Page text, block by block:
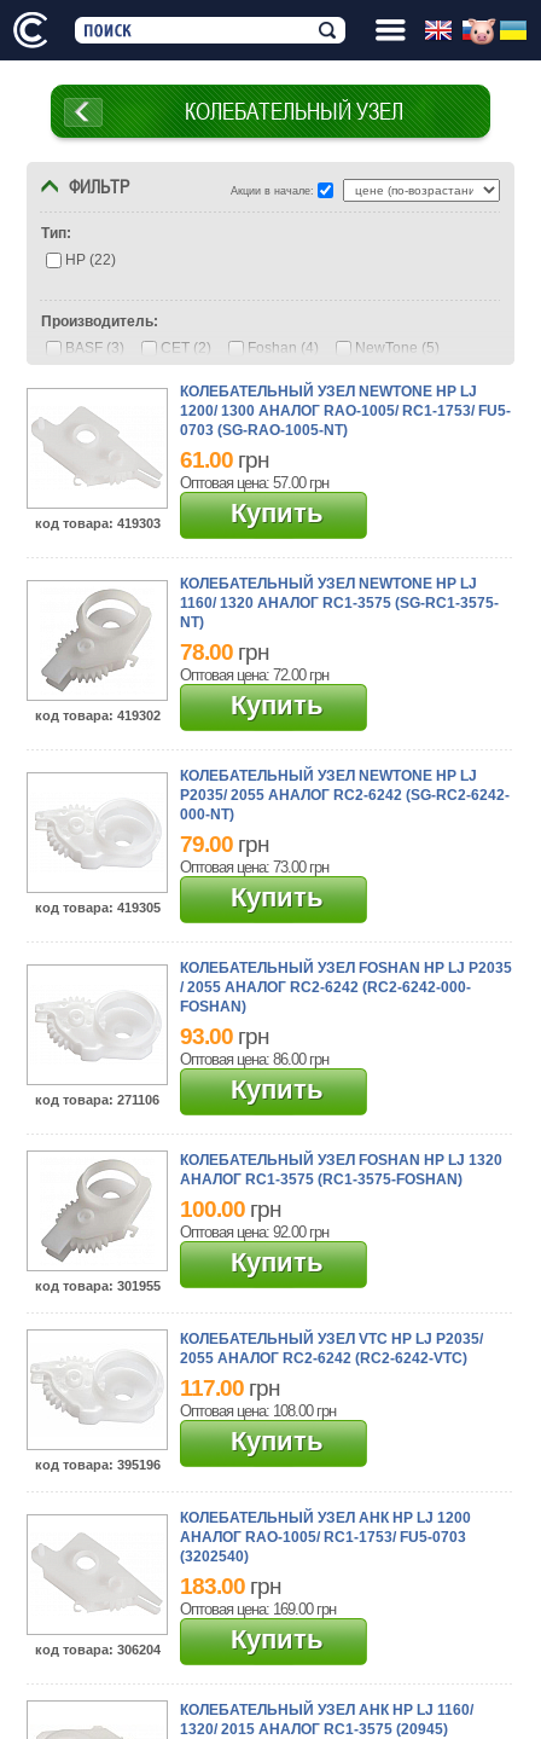
КОЛЕБАТЕЛЬНЫЙ УЗЕЛ
ФИЛЬТР Акции в начале:
Тип:
HP (22)
Производитель:
BASF (3)
CET (2) Foshan (4)
NewTone (5)
VTC (2)
АНК (7)
код товара: 419303
КОЛЕБАТЕЛЬНЫЙ УЗЕЛ NEWTONE HP LJ
1200/ 1300 АНАЛОГ RAO-1005/ RC1-1753/ FU5-
0703 (SG-RAO-1005-NT)
61.00 грн
Оптовая цена: 57.00 грн
Купить
код товара: 419302
КОЛЕБАТЕЛЬНЫЙ УЗЕЛ NEWTONE HP LJ
1160/ 1320 АНАЛОГ RC1-3575 (SG-RC1-3575-
NT)
78.00 грн
Оптовая цена: 72.00 грн
Купить
код товара: 419305
КОЛЕБАТЕЛЬНЫЙ УЗЕЛ NEWTONE HP LJ
P2035/ 2055 АНАЛОГ RC2-6242 (SG-RC2-6242-
000-NT)
79.00 грн
Оптовая цена: 73.00 грн
Купить
код товара: 271106
КОЛЕБАТЕЛЬНЫЙ УЗЕЛ FOSHAN HP LJ P2035
/ 2055 АНАЛОГ RC2-6242 (RC2-6242-000-
FOSHAN)
93.00 грн
Оптовая цена: 86.00 грн
Купить
код товара: 301955
КОЛЕБАТЕЛЬНЫЙ УЗЕЛ FOSHAN HP LJ 1320
АНАЛОГ RC1-3575 (RC1-3575-FOSHAN)
100.00 грн
Оптовая цена: 92.00 грн
Купить
код товара: 395196
КОЛЕБАТЕЛЬНЫЙ УЗЕЛ VTC HP LJ P2035/
2055 АНАЛОГ RC2-6242 (RC2-6242-VTC)
117.00 грн
Оптовая цена: 108.00 грн
Купить
код товара: 306204
КОЛЕБАТЕЛЬНЫЙ УЗЕЛ АНК HP LJ 1200
АНАЛОГ RAO-1005/ RC1-1753/ FU5-0703
(3202540)
183.00 грн
Оптовая цена: 169.00 грн
Купить
КОЛЕБАТЕЛЬНЫЙ УЗЕЛ АНК HP LJ 1160/
1320/ 2015 АНАЛОГ RC1-3575 (20945)